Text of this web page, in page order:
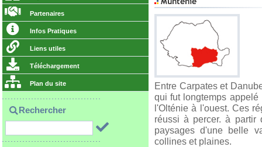
Partenaires
Infos Pratiques
Liens utiles
Téléchargement
Plan du site
Rechercher
Entre Carpates et
qui fut longtemps
l'Olténie à l'ouest. Ces
réussi à percer. à partir
paysages d'une belle
collines et plaines.